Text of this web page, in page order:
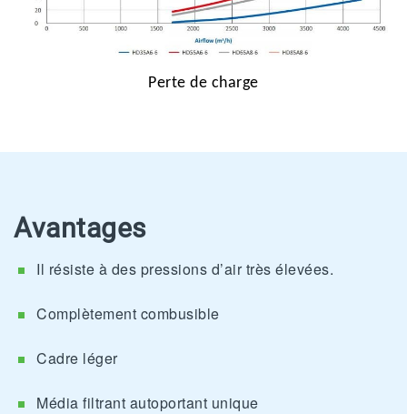
Perte de charge
Avantages
Il résiste à des pressions d’air très élevées.
Complètement combusible
Cadre léger
Média filtrant autoportant unique